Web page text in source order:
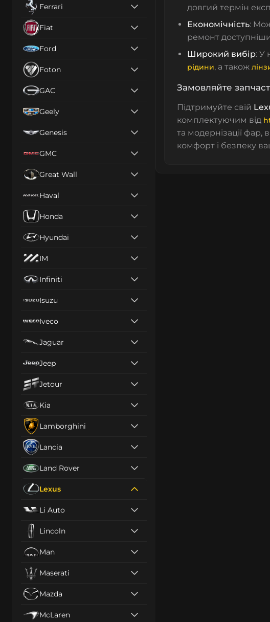
Ferrari
Fiat
Ford
Foton
GAC
Geely
Genesis
GMC
Great Wall
Haval
Honda
Hyundai
IM
Infiniti
Isuzu
Iveco
Jaguar
Jeep
Jetour
Kia
Lamborghini
Lancia
Land Rover
Lexus
Li Auto
Lincoln
Man
Maserati
Mazda
McLaren
довгий термін
Економічність:
ремонт
Широкий вибір: У
рідини, а також
Замовляйте
Підтримуйте свій
комплектуючим від
та модернізації фар,
комфорт і безпеку